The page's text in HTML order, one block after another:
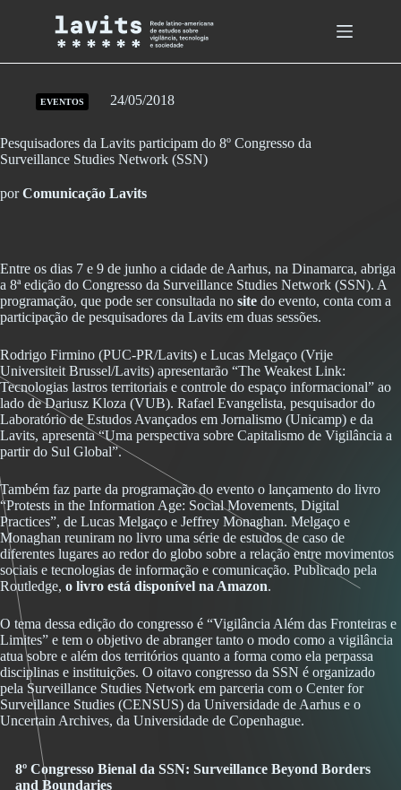
EVENTOS 24/05/2018
Pesquisadores da Lavits participam do 8º Congresso da
Surveillance Studies Network (SSN)
porComunicação Lavits
Entre os dias 7 e 9 de junho a cidade de Aarhus, na Dinamarca, abriga
a 8ª edição do Congresso da Surveillance Studies Network (SSN). A
programação, que pode ser consultada no site do evento, conta com a
participação de pesquisadores da Lavits em duas sessões.
Rodrigo Firmino (PUC-PR/Lavits) e Lucas Melgaço (Vrije
Universiteit Brussel/Lavits) apresentarão “The Weakest Link:
Tecnologias lastros territoriais e controle do espaço informacional” ao
lado de Dariusz Kloza (VUB). Rafael Evangelista, pesquisador do
Laboratório de Estudos Avançados em Jornalismo (Unicamp) e da
Lavits, apresenta “Uma perspectiva sobre Capitalismo de Vigilância a
partir do Sul Global”.
Também faz parte da programação do evento o lançamento do livro
“Protests in the Information Age: Social Movements, Digital
Practices”, de Lucas Melgaço e Jeffrey Monaghan. Melgaço e
Monaghan reuniram no livro uma série de estudos de caso de
diferentes lugares ao redor do globo sobre a relação entre movimentos
sociais e tecnologias de informação e comunicação. Publicado pela
Routledge, o livro está disponível na Amazon.
O tema dessa edição do congresso é “Vigilância Além das Fronteiras e
Limites” e tem o objetivo de abranger tanto o modo como a vigilância
atua sobre e além dos territórios quanto a forma como ela perpassa
disciplinas e instituições. O oitavo congresso da SSN é organizado
pela Surveillance Studies Network em parceria com o Center for
Surveillance Studies (CENSUS) da Universidade de Aarhus e o
Uncertain Archives, da Universidade de Copenhague.
8º Congresso Bienal da SSN: Surveillance Beyond Borders
and Boundaries